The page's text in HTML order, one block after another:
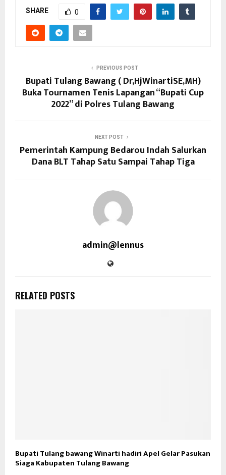
SHARE 0
PREVIOUS POST
Bupati Tulang Bawang ( Dr,HjWinartiSE,MH)
Buka Tournamen Tenis Lapangan “Bupati Cup
2022” di Polres Tulang Bawang
NEXT POST
Pemerintah Kampung Bedarou Indah Salurkan
Dana BLT Tahap Satu Sampai Tahap Tiga
admin@lennus
RELATED POSTS
Bupati Tulang bawang Winarti hadiri Apel Gelar Pasukan
Siaga Kabupaten Tulang Bawang